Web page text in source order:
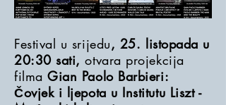
Festival u srijedu, 25. listopada u
20:30 sati,otvara projekcija
filmaGian Paolo Barbieri:
Čovjek i ljepota u Institutu Liszt -